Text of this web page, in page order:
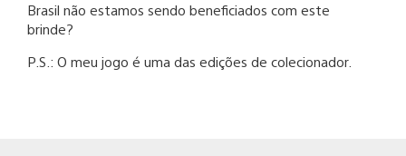
Brasil não estamos sendo beneficiados com este
brinde?
P.S.: O meu jogo é uma das edições de colecionador.